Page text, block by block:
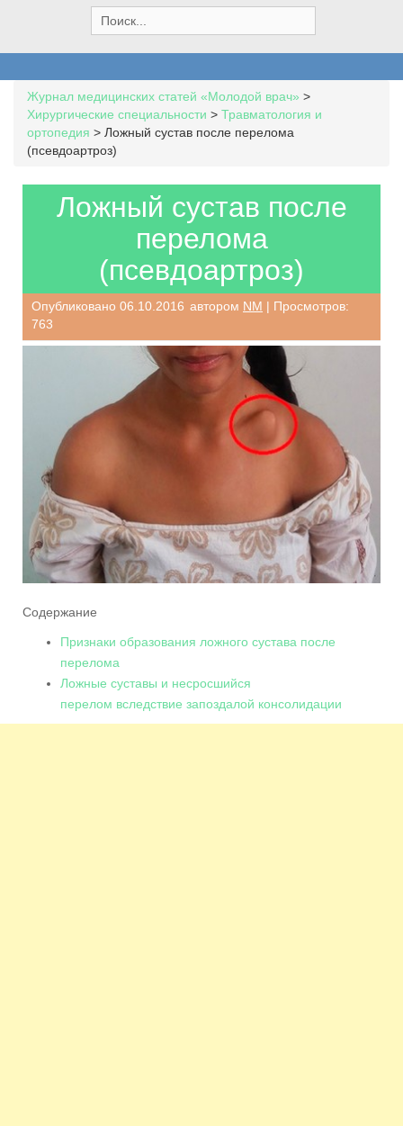
e
a
h
f
o
r
Журнал медицинских статей «Молодой врач» >
Хирургические специальности > Травматология и
ортопедия > Ложный сустав после перелома
(псевдоартроз)
Ложный сустав после
перелома
(псевдоартроз)
Опубликовано 06.10.2016 автором NM | Просмотров:
763
Содержание
Признаки образования ложного сустава после
перелома
Ложные суставы и несросшийся
перелом вследствие запоздалой консолидации